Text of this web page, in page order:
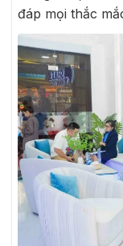
đáp mọi thắc